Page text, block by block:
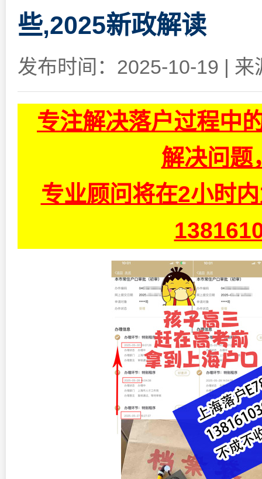
些,2025新政解读
发布时间：2025-10-19 | 来
专注解决落户过程中
解决问题
专业顾问将在2小时